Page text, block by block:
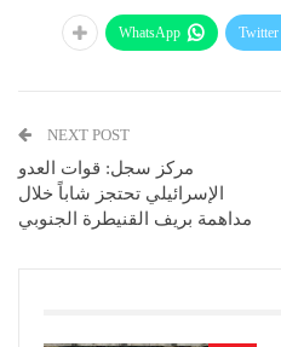
Twitter
WhatsApp
NEXT POST
مركز سجل: قوات العدو
الإسرائيلي تحتجز شاباً خلال
مداهمة بريف القنيطرة الجنوبي